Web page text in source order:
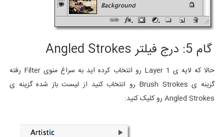
گام 5: درج فیلتر Angled Strokes
حالا که لایه ی Layer 1 رو انتخاب کرده اید به سراغ منوی Filter رفته
گزینه ی Brush Strokes رو انتخاب کنید از لیست باز شده گزینه ی
Angled Strokes رو کلیک کنید: